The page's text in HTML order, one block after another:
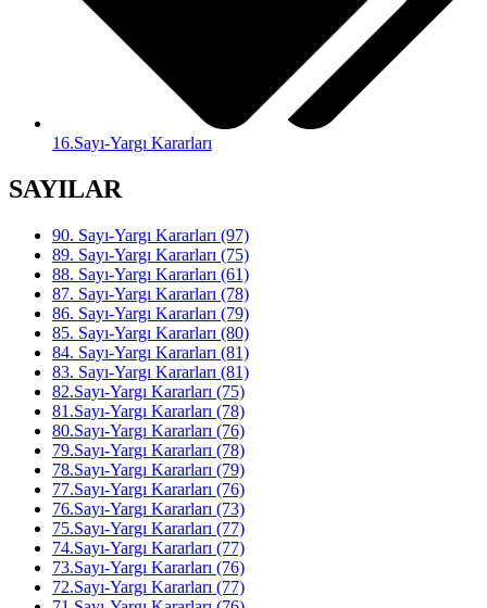
16.Sayı-Yargı Kararları
SAYILAR
90. Sayı-Yargı Kararları (97)
89. Sayı-Yargı Kararları (75)
88. Sayı-Yargı Kararları (61)
87. Sayı-Yargı Kararları (78)
86. Sayı-Yargı Kararları (79)
85. Sayı-Yargı Kararları (80)
84. Sayı-Yargı Kararları (81)
83. Sayı-Yargı Kararları (81)
82.Sayı-Yargı Kararları (75)
81.Sayı-Yargı Kararları (78)
80.Sayı-Yargı Kararları (76)
79.Sayı-Yargı Kararları (78)
78.Sayı-Yargı Kararları (79)
77.Sayı-Yargı Kararları (76)
76.Sayı-Yargı Kararları (73)
75.Sayı-Yargı Kararları (77)
74.Sayı-Yargı Kararları (77)
73.Sayı-Yargı Kararları (76)
72.Sayı-Yargı Kararları (77)